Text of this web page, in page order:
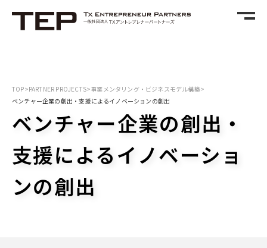
TOP>PARTNER PROJECTS>事業メンタリング・ビジネスモデル構築>
ベンチャー企業の創出・支援によるイノベーションの創出
ベンチャー企業の創出・
支援によるイノベーショ
ンの創出